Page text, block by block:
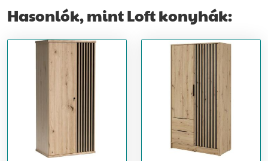
Hasonlók, mint Loft konyhák: